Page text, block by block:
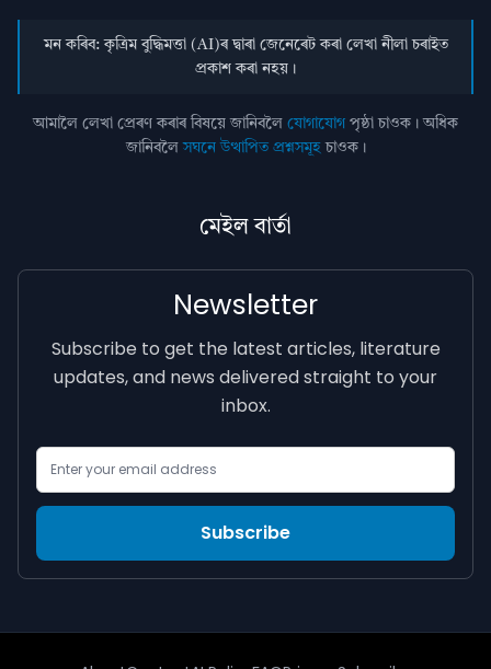
মন কৰিব: কৃত্ৰিম বুদ্ধিমত্তা (AI)ৰ দ্বাৰা জেনেৰেট কৰা লেখা নীলা চৰাইত
প্ৰকাশ কৰা নহয়।
আমালৈ লেখা প্ৰেৰণ কৰাৰ বিষয়ে জানিবলৈ যোগাযোগ পৃষ্ঠা চাওক। অধিক
জানিবলৈসঘনে উত্থাপিত প্ৰশ্নসমূহচাওক।
মেইল বাৰ্তা
Newsletter
Subscribe to get the latest articles, literature
updates, and news delivered straight to your
inbox.
Subscribe